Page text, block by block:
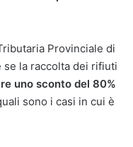
Provinciale di
se la raccolta dei rifiuti
uno sconto del 80%
sono i casi in cui è